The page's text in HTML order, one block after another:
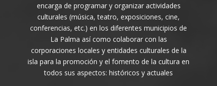
encarga de programar y organizar actividades
culturales (música, teatro, exposiciones, cine,
conferencias, etc.) en los diferentes municipios de
La Palma así como colaborar con las
corporaciones locales y entidades culturales de la
isla para la promoción y el fomento de la cultura en
todos sus aspectos: históricos y actuales